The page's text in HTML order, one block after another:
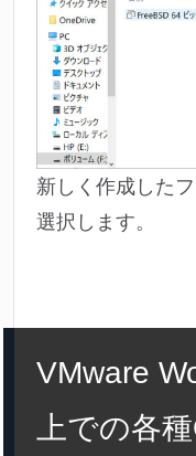
新しく作成した
選択します。
VMware
上での各